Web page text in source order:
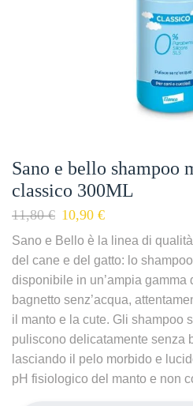
Sano e bello shampoo
classico 300ML
11,80€ 10,90 €
Sano e Bello è la linea di
del cane e del gatto: lo
disponibile in un’ampia gamma
bagnetto senz’acqua,
il manto e la cute. Gli shampoo
puliscono delicatamente senza
lasciando il pelo morbido e
pH fisiologico del manto e non